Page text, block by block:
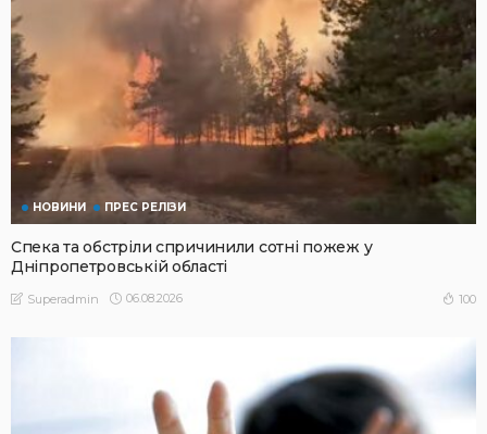
НОВИНИ ПРЕС РЕЛІЗИ
Спека та обстріли спричинили сотні пожеж у
Дніпропетровській області
Superadmin 06.08.2026 100